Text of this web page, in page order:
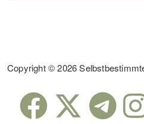
Copyright © 2026